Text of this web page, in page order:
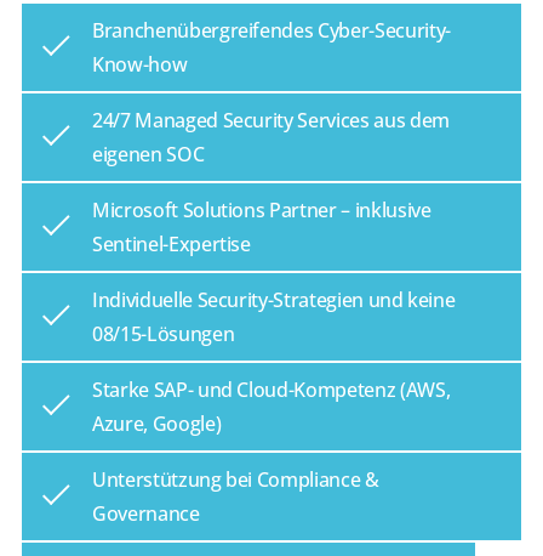
Branchenübergreifendes Cyber-Security-
Know-how
24/7 Managed Security Services aus dem
eigenen SOC
Microsoft Solutions Partner – inklusive
Sentinel-Expertise
Individuelle Security-Strategien und keine
08/15-Lösungen
Starke SAP- und Cloud-Kompetenz (AWS,
Azure, Google)
Unterstützung bei Compliance &
Governance